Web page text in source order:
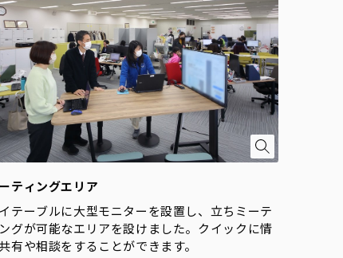
ティングエリア
テーブルに大型モニターを設置し、立ちミーテ
グが可能なエリアを設けました。クイックに情
有や相談をすることができます。